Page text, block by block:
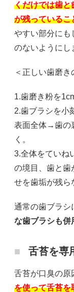
くだけでは歯と
が残っているこ
やすい部分にも
のないようにし
＜正しい歯磨き
1.歯磨き粉を
2.歯ブラシを小
表面全体→歯の
く。
3.全体をていね
の境目、歯と歯
せを歯垢が残ら
通常の歯ブラシ
な歯ブラシも併
舌苔を専
舌苔が口臭の原
を使って舌苔を